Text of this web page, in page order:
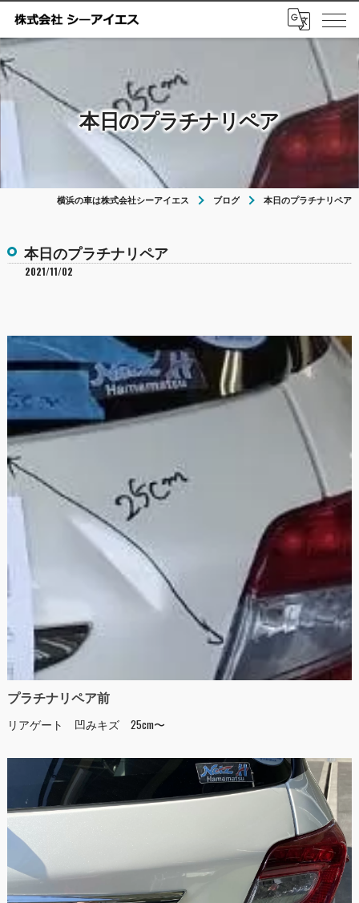
本日のプラチナリペア
横浜の車は株式会社シーアイエス ブログ 本日のプラチナリペア
本日のプラチナリペア
2021/11/02
プラチナリペア前
リアゲート 凹みキズ 25cm〜